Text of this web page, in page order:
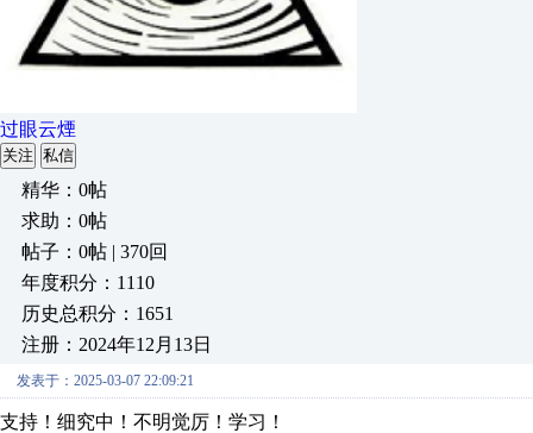
过眼云煙
关注 私信
精华：0帖
求助：0帖
帖子：0帖 | 370回
年度积分：1110
历史总积分：1651
注册：2024年12月13日
发表于：2025-03-07 22:09:21
支持！细究中！不明觉厉！学习！